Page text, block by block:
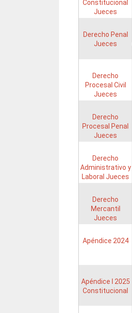
Constitucional
Jueces
Derecho Penal
Jueces
Derecho
Procesal Civil
Jueces
Derecho
Procesal Penal
Jueces
Derecho
Administrativo y
Laboral Jueces
Derecho
Mercantil
Jueces
Apéndice 2024
Apéndice I 2025
Constitucional